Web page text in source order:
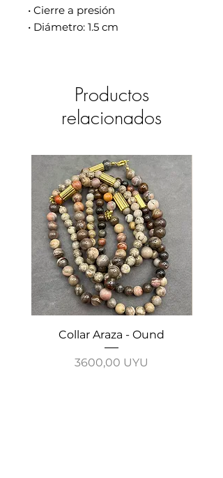
• Cierre a presión
• Diámetro: 1.5 cm
Productos
relacionados
Collar Araza - Ound
Precio
3600,00 UYU